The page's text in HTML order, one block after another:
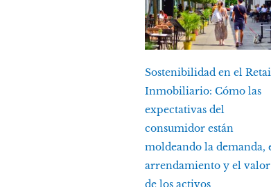
Sostenibilidad en el
Inmobiliario: Cómo las
expectativas del
consumidor están
moldeando la demanda,
arrendamiento y el valor
de los activos